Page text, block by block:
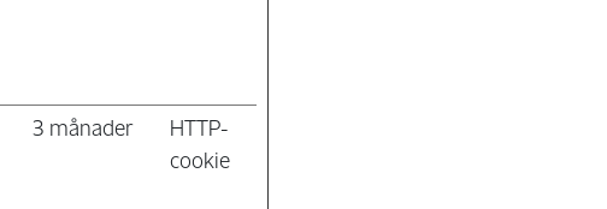
3 månader
HTTP-
cookie